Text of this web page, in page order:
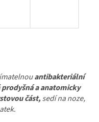
antibakteriální
a anatomicky
část,sedí na noze,